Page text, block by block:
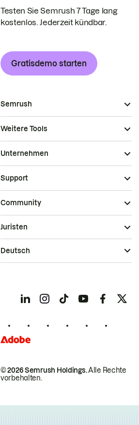
Testen Sie Semrush 7 Tage lang
kostenlos. Jederzeit kündbar.
Gratisdemo starten
Semrush
Weitere Tools
Unternehmen
Support
Community
© 2026 Semrush Holdings.Alle Rechte
vorbehalten.
Juristen
Deutsch